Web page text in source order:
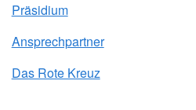
Präsidium
Ansprechpartner
Das Rote Kreuz